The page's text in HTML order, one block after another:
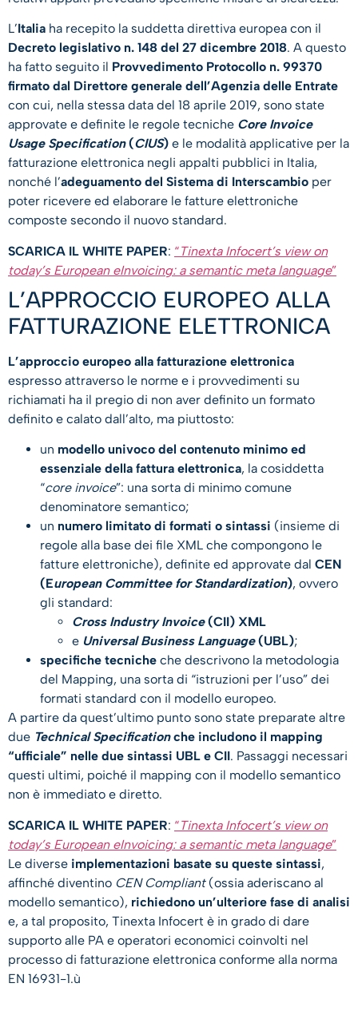
L’Italia ha recepito la suddetta direttiva europea con il
Decreto legislativo n. 148 del 27 dicembre 2018. A questo
ha fatto seguito il Provvedimento Protocollo n. 99370
firmato dal Direttore generale dell’Agenzia delle Entrate
con cui, nella stessa data del 18 aprile 2019, sono state
approvate e definite le regole tecniche Core Invoice
Usage Specification(CIUS) e le modalità applicative per la
fatturazione elettronica negli appalti pubblici in Italia,
nonché l’adeguamento del Sistema di Interscambio per
poter ricevere ed elaborare le fatture elettroniche
composte secondo il nuovo standard.
SCARICA IL WHITE PAPER: “Tinexta Infocert’s view on
today’s European eInvoicing: a semantic meta language”
L’APPROCCIO EUROPEO ALLA
FATTURAZIONE ELETTRONICA
L’approccio europeo alla fatturazione elettronica
espresso attraverso le norme e i provvedimenti su
richiamati ha il pregio di non aver definito un formato
definito e calato dall’alto, ma piuttosto:
un modello univoco del contenuto minimo ed
essenziale della fattura elettronica, la cosiddetta
“core invoice”: una sorta di minimo comune
denominatore semantico;
un numero limitato di formati o sintassi (insieme di
regole alla base dei file XML che compongono le
fatture elettroniche), definite ed approvate dal CEN
(European Committee for Standardization), ovvero
gli standard:
Cross Industry Invoice(CII) XML
e Universal Business Language(UBL);
specifiche tecniche che descrivono la metodologia
del Mapping, una sorta di “istruzioni per l’uso” dei
formati standard con il modello europeo.
A partire da quest’ultimo punto sono state preparate altre
due Technical Specificationche includono il mapping
“ufficiale” nelle due sintassi UBL e CII. Passaggi necessari
questi ultimi, poiché il mapping con il modello semantico
non è immediato e diretto.
SCARICA IL WHITE PAPER: “Tinexta Infocert’s view on
today’s European eInvoicing: a semantic meta language”
Le diverse implementazioni basate su queste sintassi,
affinché diventino CEN Compliant(ossia aderiscano al
modello semantico), richiedono un’ulteriore fase di analisi
e, a tal proposito, Tinexta Infocert è in grado di dare
supporto alle PA e operatori economici coinvolti nel
processo di fatturazione elettronica conforme alla norma
EN 16931-1.ù